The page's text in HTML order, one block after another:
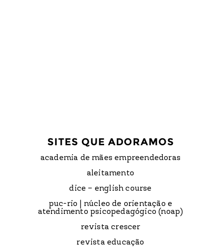
SITES QUE ADORAMOS
academia de mães empreendedoras
aleitamento
dice – english course
puc-rio | núcleo de orientação e
atendimento psicopedagógico (noap)
revista crescer
revista educação